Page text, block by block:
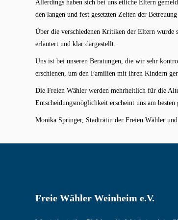
Allerdings haben sich bei uns etliche Eltern
den langen und fest gesetzten Zeiten der
Über die verschiedenen Kritiken der Eltern wurde
erläutert und klar dargestellt.
Uns ist bei unseren Beratungen, die wir sehr
erschienen, um den Familien mit ihren Kindern
Die Freien Wähler werden mehrheitlich für die
Entscheidungsmöglichkeit erscheint uns am
Monika Springer, Stadträtin der Freien Wähler
Freie Wähler Weinheim e.V.